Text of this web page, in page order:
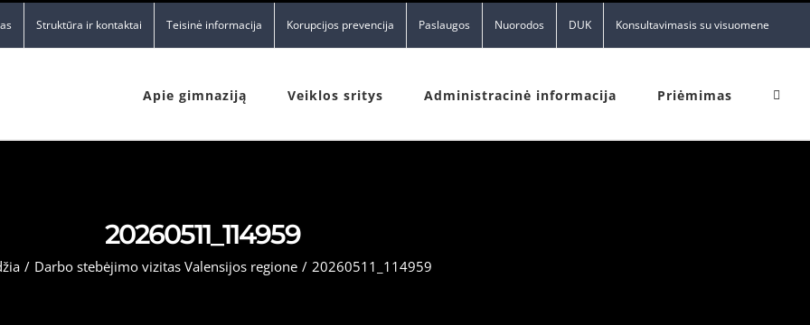
Struktūra ir kontaktai Teisinė informacija Korupcijos prevencija Paslaugos Nuorodos DUK Konsultavimasis su visuomene
Apie gimnaziją Veiklos sritys Administracinė informacija Priėmimas
20260511_114959
/ Darbo stebėjimo vizitas Valensijos regione / 20260511_114959